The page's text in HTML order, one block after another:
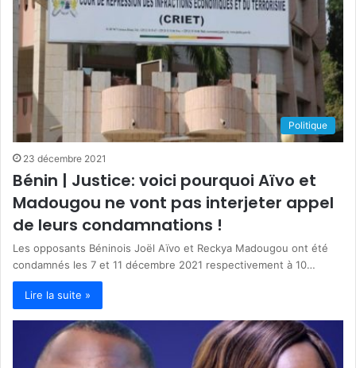
Politique
23 décembre 2021
Bénin | Justice: voici pourquoi Aïvo et
Madougou ne vont pas interjeter appel
de leurs condamnations !
Les opposants Béninois Joël Aïvo et Reckya Madougou ont été
condamnés les 7 et 11 décembre 2021 respectivement à 10…
Lire la suite »